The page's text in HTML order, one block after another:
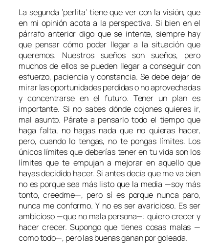
La segunda ‘perlita’ tiene que ver con la visión, que
en mi opinión acota a la perspectiva. Si bien en el
párrafo anterior digo que se intente, siempre hay
que pensar cómo poder llegar a la situación que
queremos. Nuestros sueños son sueños, pero
muchos de ellos se pueden llegar a conseguir con
esfuerzo, paciencia y constancia. Se debe dejar de
mirar las oportunidades perdidas o no aprovechadas
y concentrarse en el futuro. Tener un plan es
importante. Si no sabes dónde cojones quieres ir,
mal asunto. Párate a pensarlo todo el tiempo que
haga falta, no hagas nada que no quieras hacer,
pero, cuando lo tengas, no te pongas límites. Los
únicos límites que deberías tener en tu vida son los
límites que te empujan a mejorar en aquello que
hayas decidido hacer. Si antes decía que me va bien
no es porque sea más listo que la media —soy más
tonto, creedme—, pero sí es porque nunca paro,
nunca me conformo. Y no es ser avaricioso. Es ser
ambicioso —que no mala persona—: quiero crecer y
hacer crecer. Supongo que tienes cosas malas —
como todo—, pero las buenas ganan por goleada.